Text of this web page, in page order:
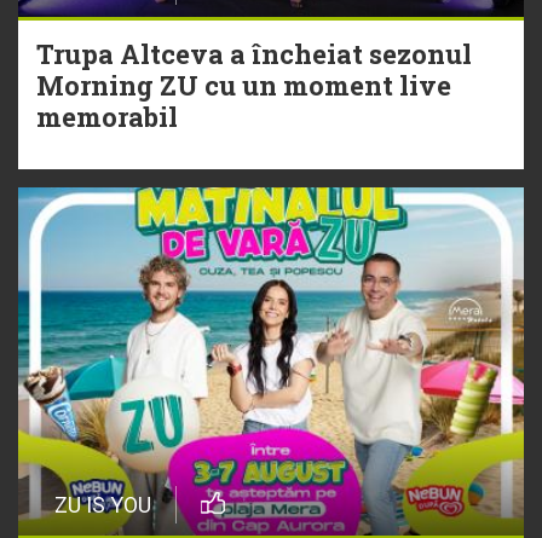
20 Iulie
Torpedoul lui Morar: Theo Rose -
Trupa Altceva a încheiat sezonul
Morning ZU cu un moment live
memorabil
ZU IS YOU